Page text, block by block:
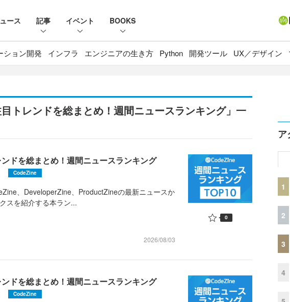
ース 記事 イベント BOOKS
ション開発 インフラ エンジニアの生き方 Python 開発ツール UX／デザイン
目トレンドを総まとめ！週間ニュースランキング」一
ドを総まとめ！週間ニュースランキング
CodeZine
、DeveloperZine、ProductZineの最新ニュースか
スを紹介する本ラン...
2026/08/03
0
ドを総まとめ！週間ニュースランキング
CodeZine
ア
1
2
3
4